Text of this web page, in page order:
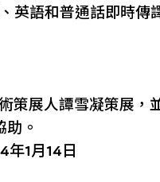
英語和普通話即時傳
策展人譚雪凝策展，
。
1月14日